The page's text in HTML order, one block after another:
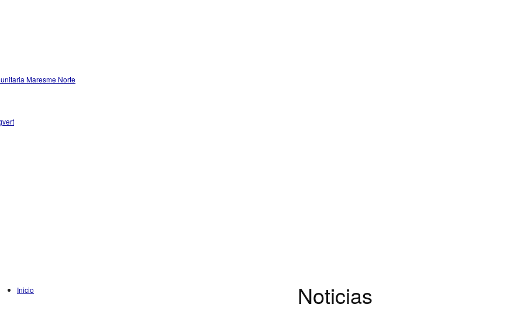
Maresme Norte
Inicio Noticias